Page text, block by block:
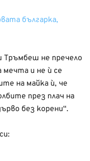
българка,
Тръмбеш не пречело
мечта и не ѝ се
на майка ѝ, че
през плач на
без корени“.